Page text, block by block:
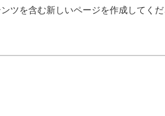
ツを含む新しいページを作成してく